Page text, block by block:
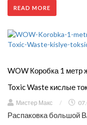
READ MORE
WOW Коробка 1 метр
Toxic Waste кислые
Мистер Макс /
Распаковка большой